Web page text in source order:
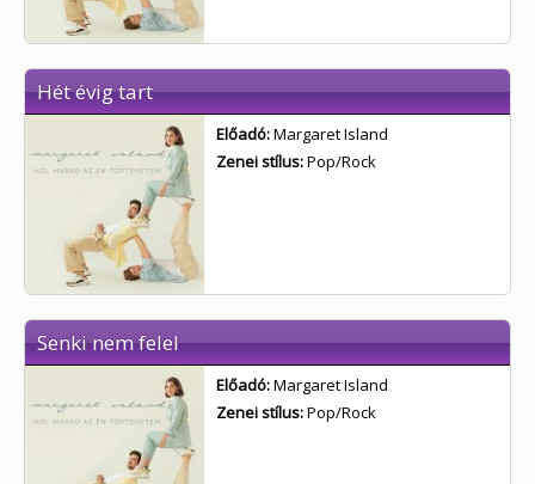
Hét évig tart
Előadó:Margaret Island
Zenei stílus:Pop/Rock
Senki nem felel
Előadó:Margaret Island
Zenei stílus:Pop/Rock